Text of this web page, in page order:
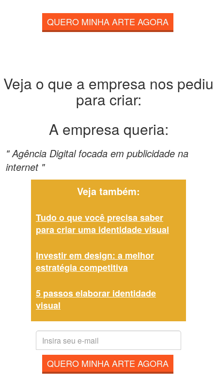
QUERO MINHA ARTE AGORA
Veja o que a empresa nos pediu
para criar:
A empresa queria:
" Agência Digital focada em publicidade na
internet "
Veja também:
Tudo o que você precisa saber
para criar uma identidade visual
Investir em design: a melhor
estratégia competitiva
5 passos elaborar identidade
visual
QUERO MINHA ARTE AGORA